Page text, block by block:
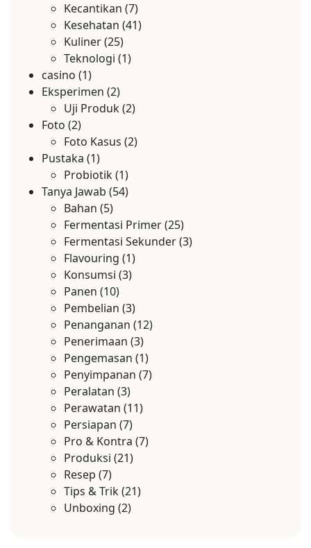
Kecantikan (7)
Kesehatan (41)
Kuliner(25)
Teknologi (1)
casino (1)
Eksperimen (2)
Uji Produk(2)
Foto (2)
Foto Kasus (2)
Pustaka (1)
Probiotik(1)
Tanya Jawab (54)
Bahan (5)
Fermentasi Primer(25)
Fermentasi Sekunder(3)
Flavouring (1)
Konsumsi (3)
Panen (10)
Pembelian (3)
Penanganan (12)
Penerimaan (3)
Pengemasan (1)
Penyimpanan (7)
Peralatan (3)
Perawatan (11)
Persiapan (7)
Pro & Kontra (7)
Produksi (21)
Resep (7)
Tips & Trik(21)
Unboxing (2)